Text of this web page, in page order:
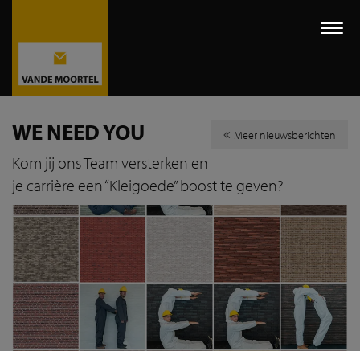
Meer nieuwsberichten
WE NEED YOU
Kom jij ons Team versterken en
je carrière een “Kleigoede” boost te geven?